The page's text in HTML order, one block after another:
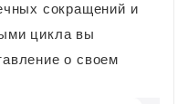
сокращений и
цикла вы
о своем